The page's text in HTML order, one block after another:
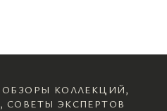
КОЛЛЕКЦИЙ,
ЭКСПЕРТОВ